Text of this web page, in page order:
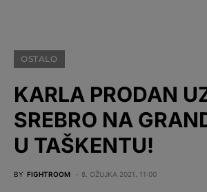
OSTALO
KARLA PRODAN
SREBRO NA
U TAŠKENTU!
BY FIGHTROOM 8. OŽUJKA 2021. 11:00